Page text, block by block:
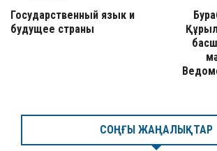
Государственный язык и
будущее страны
СОҢҒЫ ЖАҢАЛЫҚТАР